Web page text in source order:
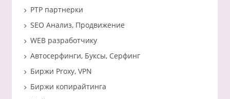
PTP партнерки
SEO Анализ, Продвижение
WEB разработчику
Автосерфинги, Буксы, Серфинг
Биржи Proxy, VPN
Биржи копирайтинга